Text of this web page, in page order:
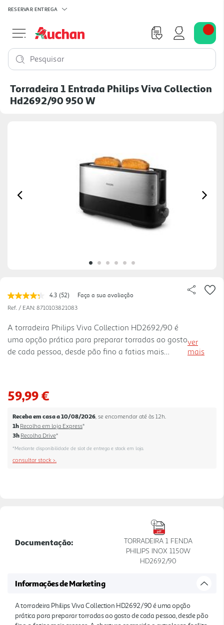
RESERVAR ENTREGA
Pesquisar
Torradeira 1 Entrada Philips Viva Collection
Hd2692/90 950 W
Previous
4.3 Leu
52
Link
para
a
mesma
página.
(52)
Faça a sua avaliação
Ref. / EAN: 8710103821083
A torradeira Philips Viva Collection HD2692/90 é
uma opção prática para preparar torradas ao gosto
de cada pessoa, desde pão fino a fatias mais
fatias bem posicionadas para uma torragem mais
8 regulações de torragem, permite ajustar o
resultado conforme a preferência, do ligeiramente
dourado ao mais tostado. Incl ui ainda funções de
descongelação e reaquecimento com botão e
ver
mais
59,99 €
Receba em casa a 10/08/2026 , se encomendar até às 12h.
1h Recolha em loja Express*
3h Recolha Drive*
*Mediante disponibilidade de slot de entrega e stock em loja.
consultar stock >.
Documentação:
TORRADEIRA 1 FENDA
PHILIPS INOX 1150W
HD2692/90
Informações de Marketing
A torradeira Philips Viva Collection HD2692/90 é uma opção
prática para preparar torradas ao gosto de cada pessoa, desde pão